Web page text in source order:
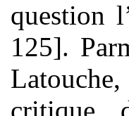
question
125].
critique